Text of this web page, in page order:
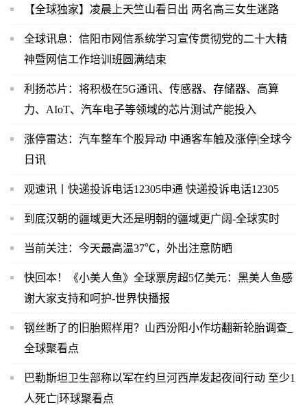
【全球独家】凌晨上天竺山看日出 两名高三女生迷路
全球讯息：信阳市网信系统学习宣传贯彻党的二十大精
神暨网信工作培训班圆满结束
利扬芯片：将积极在5G通讯、传感器、存储器、高算
力、AIoT、汽车电子等领域的芯片测试产能投入
涨停雷达：汽车整车个股异动 中通客车触及涨停|全球今
日讯
观速讯丨快递投诉电话12305申通 快递投诉电话12305
到底汉朝的疆域更大还是明朝的疆域更广阔-全球实时
当前关注：今天最高温37℃，外出注意防晒
快回本！《小美人鱼》全球票房超5亿美元：黑美人鱼感
谢大家支持和呵护-世界快播报
钢丝断了的旧胎照样用？山西汾阳小作坊翻新轮胎调查_
全球聚看点
巴勒斯坦卫生部称以军在约旦河西岸发起夜间行动 至少1
人死亡|环球聚看点